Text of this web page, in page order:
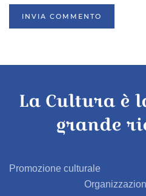
INVIA COMMENTO
La Cultura è
grande
Promozione culturale
Organizzazione